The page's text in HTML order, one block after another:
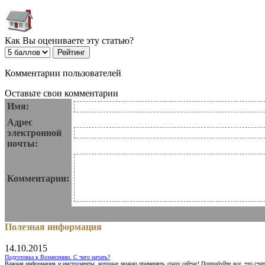
Как Вы оцениваете эту статью?
Комментарии пользователей
Оставьте свои комментарии
Имя:
Адрес
электронной
почты:
Комментарии:
Полезная информация
14.10.2015
Подготовка к Вознесению. С чего начать?
Важная информация и инструменты, которые можно применять сразу сейчас! Попробуйте все, что